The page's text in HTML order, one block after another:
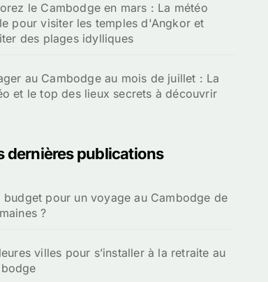
le Cambodge en mars : La météo
pour visiter les temples d'Angkor et
des plages idylliques
au Cambodge au mois de juillet : La
et le top des lieux secrets à découvrir
dernières publications
budget pour un voyage au Cambodge de
?
villes pour s’installer à la retraite au